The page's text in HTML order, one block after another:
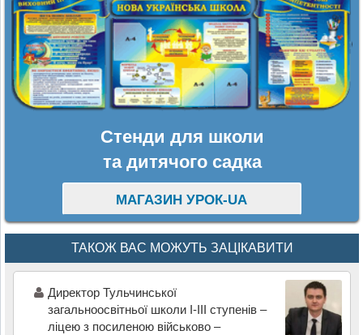
Стенди для школи
та дитячого садка
МАГАЗИН УРОК-UA
ТАКОЖ ВАС МОЖУТЬ ЗАЦІКАВИТИ
Директор Тульчинської
загальноосвітньої школи І-ІІІ ступенів –
ліцею з посиленою військово –